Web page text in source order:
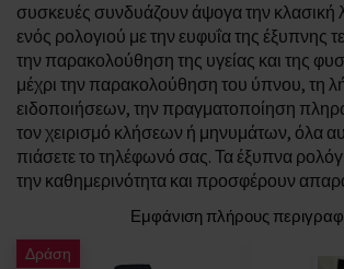
συσκευές συνδυάζουν άψογα την κλασική
ενός ρολογιού με την ευφυΐα της έξυπνης
την παρακολούθηση της υγείας και της
μέχρι την παρακολούθηση του ύπνου, τη
ειδοποιήσεων, την πραγματοποίηση
τον χειρισμό κλήσεων ή μηνυμάτων, όλα
πιάσετε το τηλέφωνό σας. Τα έξυπνα
την καθημερινότητα και προσφέρουν
Εμφάνιση πλήρους
Δράση